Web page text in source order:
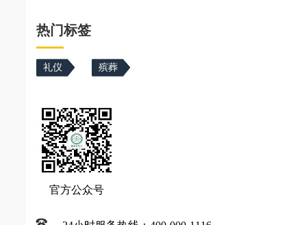
热门标签
礼仪 殡葬
官方公众号